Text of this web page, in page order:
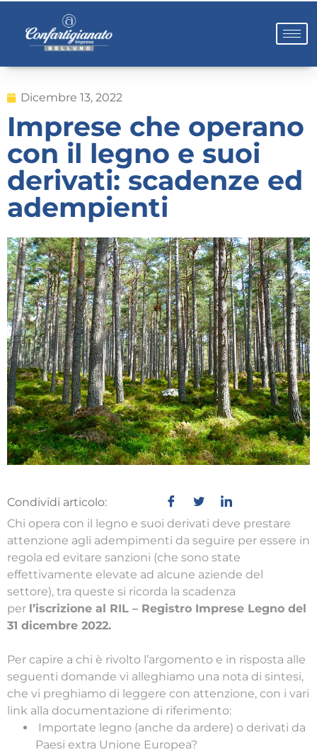
Dicembre 13, 2022
Imprese che operano
con il legno e suoi
derivati: scadenze ed
adempienti
Condividi articolo:
Chi opera con il legno e suoi derivati deve prestare
attenzione agli adempimenti da seguire per essere in
regola ed evitare sanzioni (che sono state
effettivamente elevate ad alcune aziende del
settore), tra queste si ricorda la scadenza
per l’iscrizione al RIL – Registro Imprese Legno del
31 dicembre 2022.
Per capire a chi è rivolto l’argomento e in risposta alle
seguenti domande vi alleghiamo una nota di sintesi,
che vi preghiamo di leggere con attenzione, con i vari
link alla documentazione di riferimento:
Importate legno (anche da ardere) o derivati da
Paesi extra Unione Europea?